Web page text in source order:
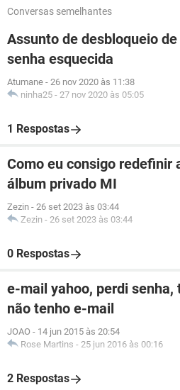
Conversas semelhantes
Assunto de desbloqueio
senha esquecida
Atumane - 26 nov 2020 às 11:38
ninha25 - 27 nov 2020 às 05:05
1 Respostas
Como eu consigo redefinir
álbum privado MI
Zezin - 26 set 2023 às 03:44
Zezin - 26 set 2023 às 03:44
0 Respostas
e-mail yahoo, perdi senha,
não tenho e-mail
JOAO - 14 jun 2015 às 20:54
Rose Martins - 25 jun 2016 às 00:16
2 Respostas